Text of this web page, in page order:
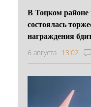
В Тоцком районе
состоялась
награждения
6 августа 13:02